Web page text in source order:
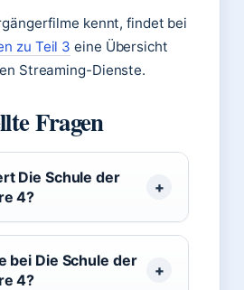
kennt, findet bei
zu Teil 3 eine Übersicht
Streaming-Dienste.
Fragen
Die Schule der
4?
bei Die Schule der
4?